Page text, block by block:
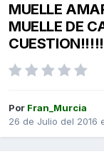
MUELLE
MUELLE DE
Por Fran_Murcia
26 de Julio del 2016